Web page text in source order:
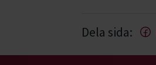
Dela sida: